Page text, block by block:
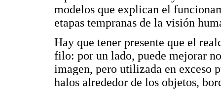
modelos que explican el
etapas tempranas de la visión
Hay que tener presente que el
filo: por un lado, puede mejorar
imagen, pero utilizada en exceso
halos alrededor de los objetos,